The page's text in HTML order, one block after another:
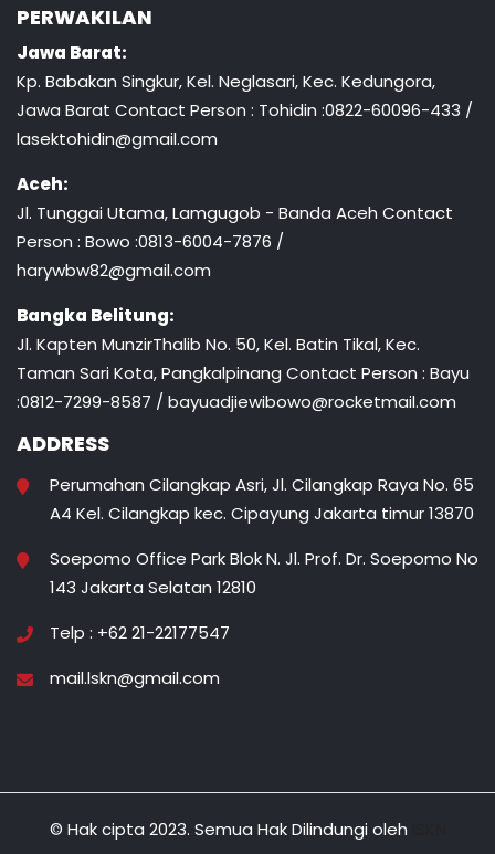
PERWAKILAN
Jawa Barat:
Kp. Babakan Singkur, Kel. Neglasari, Kec. Kedungora,
Jawa Barat Contact Person : Tohidin :0822-60096-433 /
lasektohidin@gmail.com
Aceh:
Jl. Tunggai Utama, Lamgugob - Banda Aceh Contact
Person : Bowo :0813-6004-7876 /
harywbw82@gmail.com
Bangka Belitung:
Jl. Kapten MunzirThalib No. 50, Kel. Batin Tikal, Kec.
Taman Sari Kota, Pangkalpinang Contact Person : Bayu
:0812-7299-8587 / bayuadjiewibowo@rocketmail.com
ADDRESS
Perumahan Cilangkap Asri, Jl. Cilangkap Raya No. 65
A4 Kel. Cilangkap kec. Cipayung Jakarta timur 13870
Soepomo Office Park Blok N. Jl. Prof. Dr. Soepomo No
143 Jakarta Selatan 12810
Telp : +62 21-22177547
mail.lskn@gmail.com
© Hak cipta 2023. Semua Hak Dilindungi oleh